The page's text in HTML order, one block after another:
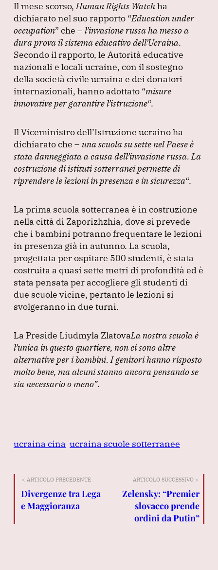
Il mese scorso,Human Rights Watchha
dichiarato nel suo rapporto “Education under
occupation” che – l’invasione russa ha messo a
dura prova il sistema educativo dell’Ucraina.
Secondo il rapporto, le Autorità educative
nazionali e locali ucraine, con il sostegno
della società civile ucraina e dei donatori
internazionali, hanno adottato “misure
innovative per garantire l’istruzione“.
Il Viceministro dell’Istruzione ucraino ha
dichiarato che – una scuola su sette nel Paese è
stata danneggiata a causa dell’invasione russa.La
costruzione di istituti sotterranei permette di
riprendere le lezioni in presenza e in sicurezza“.
La prima scuola sotterranea è in costruzione
nella città di Zaporizhzhia, dove si prevede
che i bambini potranno frequentare le lezioni
in presenza già in autunno. La scuola,
progettata per ospitare 500 studenti, è stata
costruita a quasi sette metri di profondità ed è
stata pensata per accogliere gli studenti di
due scuole vicine, pertanto le lezioni si
svolgeranno in due turni.
La Preside Liudmyla ZlatovaLa nostra scuola è
l’unica in questo quartiere, non ci sono altre
alternative per i bambini.I genitori hanno risposto
molto bene, ma alcuni stanno ancora pensando se
sia necessario o meno”.
ucraina cina ucraina scuole sotterranee
< ARTICOLO PRECEDENTE
Divergenze tra Lega
e Maggioranza
ARTICOLO SUCCESSIVO >
Zelensky: “Premier
slovacco prende
ordini da Putin”